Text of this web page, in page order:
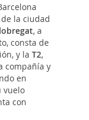
la ciudad
, a
consta de
y la T2,
compañía y
en
vuelo
con